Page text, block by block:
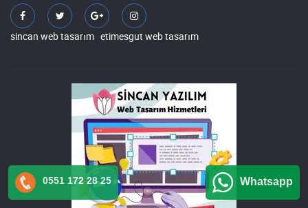
sincan web tasarım etimesgut web tasarım
0551 172 28 25 Whatsapp